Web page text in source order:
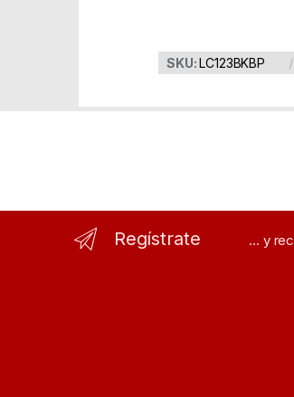
SKU:LC123BKBP
Regístrate ... y